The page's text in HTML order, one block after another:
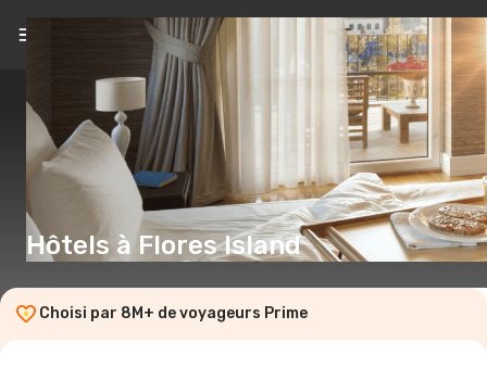
FR(CHF)
Hôtels à Flores Island
Choisi par 8M+ de voyageurs Prime